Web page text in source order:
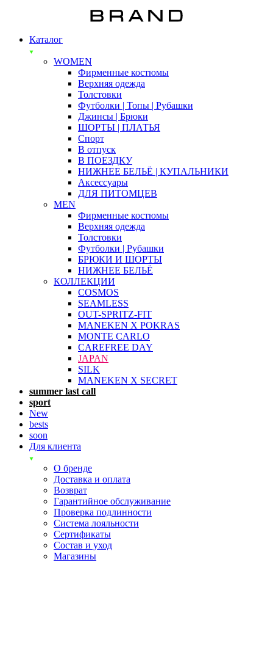
Каталог
WOMEN
Фирменные костюмы
Верхняя одежда
Толстовки
Футболки | Топы | Рубашки
Джинсы | Брюки
ШОРТЫ | ПЛАТЬЯ
Спорт
В отпуск
В ПОЕЗДКУ
НИЖНЕЕ БЕЛЬЁ | КУПАЛЬНИКИ
Аксессуары
ДЛЯ ПИТОМЦЕВ
MEN
Фирменные костюмы
Верхняя одежда
Толстовки
Футболки | Рубашки
БРЮКИ И ШОРТЫ
НИЖНЕЕ БЕЛЬЁ
КОЛЛЕКЦИИ
COSMOS
SEAMLESS
OUT-SPRITZ-FIT
MANEKEN X POKRAS
MONTE CARLO
CAREFREE DAY
JAPAN
SILK
MANEKEN X SECRET
summer last call
sport
New
bests
soon
Для клиента
О бренде
Доставка и оплата
Возврат
Гарантийное обслуживание
Проверка подлинности
Система лояльности
Сертификаты
Состав и уход
Магазины